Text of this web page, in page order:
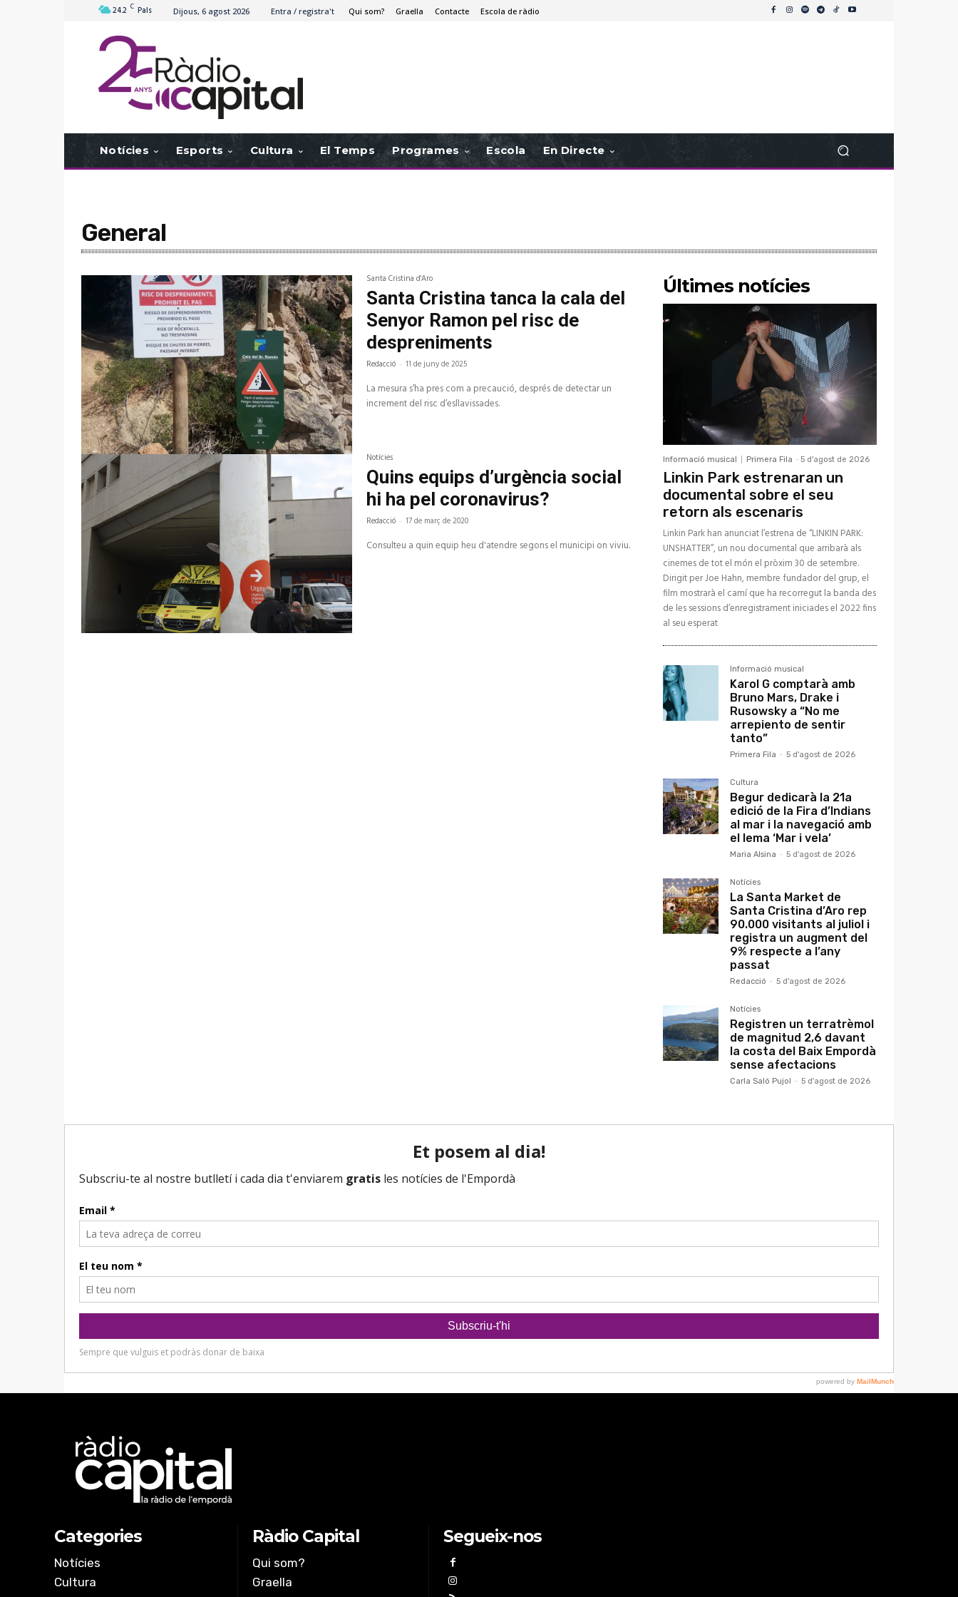
24.2 C Pals Dijous, 6 agost 2026 Entra / registra't Qui som? Graella Contacte Escola de ràdio
Notícies Esports Cultura El Temps Programes Escola En Directe
General
Santa Cristina d'Aro
Santa Cristina tanca la cala del
Senyor Ramon pel risc de
despreniments
Redacció - 11 de juny de 2025
La mesura s’ha pres com a precaució, després de detectar un
increment del risc d’esllavissades.
Notícies
Quins equips d’urgència social
hi ha pel coronavirus?
Redacció - 17 de març de 2020
Consulteu a quin equip heu d'atendre segons el municipi on viviu.
Últimes notícies
Informació musical Primera Fila - 5 d'agost de 2026
Linkin Park estrenaran un
documental sobre el seu
retorn als escenaris
Linkin Park han anunciat l’estrena de “LINKIN PARK:
UNSHATTER”, un nou documental que arribarà als
cinemes de tot el món el pròxim 30 de setembre.
Dirigit per Joe Hahn, membre fundador del grup, el
film mostrarà el camí que ha recorregut la banda des
de les sessions d’enregistrament iniciades el 2022 fins
al seu esperat
Informació musical
Karol G comptarà amb
Bruno Mars, Drake i
Rusowsky a “No me
arrepiento de sentir
tanto”
Primera Fila - 5 d'agost de 2026
Cultura
Begur dedicarà la 21a
edició de la Fira d’Indians
al mar i la navegació amb
el lema ‘Mar i vela’
Maria Alsina - 5 d'agost de 2026
Notícies
La Santa Market de
Santa Cristina d’Aro rep
90.000 visitants al juliol i
registra un augment del
9% respecte a l’any
passat
Redacció - 5 d'agost de 2026
Notícies
Registren un terratrèmol
de magnitud 2,6 davant
la costa del Baix Empordà
sense afectacions
Carla Saló Pujol - 5 d'agost de 2026
Categories
Notícies
Cultura
Ràdio Capital
Qui som?
Graella
Segueix-nos